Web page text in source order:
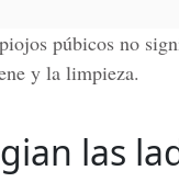
púbicos no
y la limpieza.
las